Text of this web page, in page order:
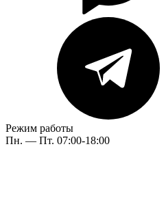
Режим работы
Пн. — Пт. 07:00-18:00